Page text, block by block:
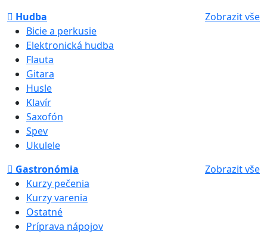
Hudba
Zobrazit vše
Bicie a perkusie
Elektronická hudba
Flauta
Gitara
Husle
Klavír
Saxofón
Spev
Ukulele
Gastronómia
Zobrazit vše
Kurzy pečenia
Kurzy varenia
Ostatné
Príprava nápojov